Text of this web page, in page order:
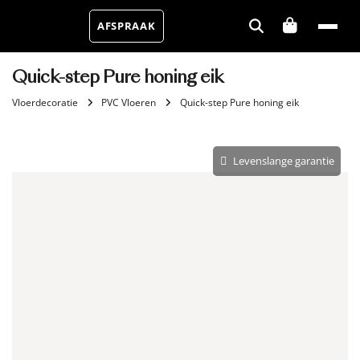
AFSPRAAK
Quick-step Pure honing eik
Vloerdecoratie PVC Vloeren Quick-step Pure honing eik
Levenslange garantie